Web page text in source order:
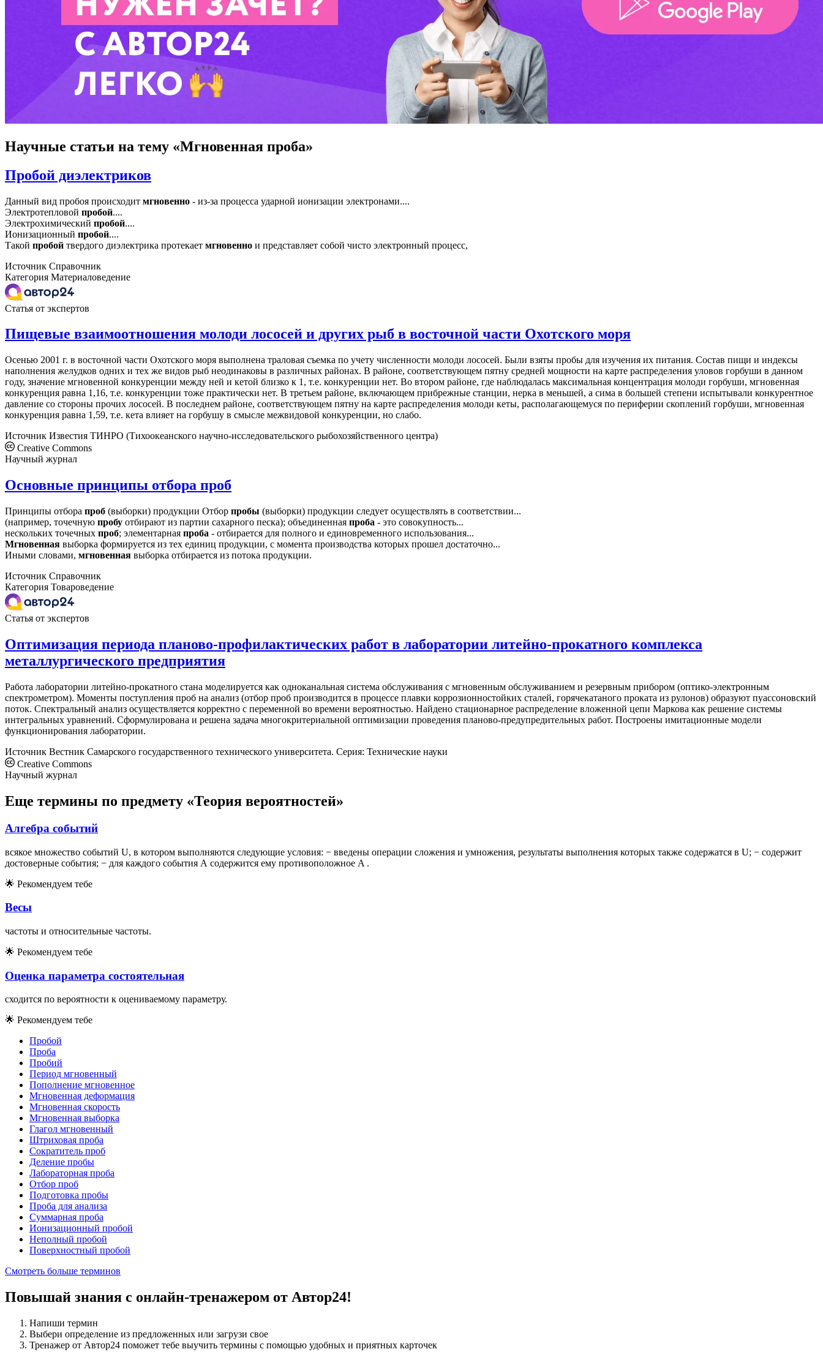
Научные статьи на тему «Мгновенная проба»
Пробой диэлектриков
Данный вид пробоя происходит мгновенно - из-за процесса ударной ионизации электронами....
Электротепловой пробой....
Электрохимический пробой....
Ионизационный пробой....
Такой пробой твердого диэлектрика протекает мгновенно и представляет собой чисто электронный процесс,
Источник Справочник
Категория Материаловедение
Статья от экспертов
Пищевые взаимоотношения молоди лососей и других рыб в восточной части Охотского моря
Осенью 2001 г. в восточной части Охотского моря выполнена траловая съемка по учету численности молоди лососей. Были взяты пробы для изучения их питания. Состав пищи и индексы
наполнения желудков одних и тех же видов рыб неодинаковы в различных районах. В районе, соответствующем пятну средней мощности на карте распределения уловов горбуши в данном
году, значение мгновенной конкуренции между ней и кетой близко к 1, т.е. конкуренции нет. Во втором районе, где наблюдалась максимальная концентрация молоди горбуши, мгновенная
конкуренция равна 1,16, т.е. конкуренции тоже практически нет. В третьем районе, включающем прибрежные станции, нерка в меньшей, а сима в большей степени испытывали конкурентное
давление со стороны прочих лососей. В последнем районе, соответствующем пятну на карте распределения молоди кеты, располагающемуся по периферии скоплений горбуши, мгновенная
конкуренция равна 1,59, т.е. кета влияет на горбушу в смысле межвидовой конкуренции, но слабо.
Источник Известия ТИНРО (Тихоокеанского научно-исследовательского рыбохозяйственного центра)
Creative Commons
Научный журнал
Основные принципы отбора проб
Принципы отбора проб (выборки) продукции Отбор пробы (выборки) продукции следует осуществлять в соответствии...
(например, точечную пробу отбирают из партии сахарного песка); объединенная проба - это совокупность...
нескольких точечных проб; элементарная проба - отбирается для полного и единовременного использования...
Мгновенная выборка формируется из тех единиц продукции, с момента производства которых прошел достаточно...
Иными словами, мгновенная выборка отбирается из потока продукции.
Источник Справочник
Категория Товароведение
Статья от экспертов
Оптимизация периода планово-профилактических работ в лаборатории литейно-прокатного комплекса
металлургического предприятия
Работа лаборатории литейно-прокатного стана моделируется как одноканальная система обслуживания с мгновенным обслуживанием и резервным прибором (оптико-электронным
спектрометром). Моменты поступления проб на анализ (отбор проб производится в процессе плавки коррозионностойких сталей, горячекатаного проката из рулонов) образуют пуассоновский
поток. Спектральный анализ осуществляется корректно с переменной во времени вероятностью. Найдено стационарное распределение вложенной цепи Маркова как решение системы
интегральных уравнений. Сформулирована и решена задача многокритериальной оптимизации проведения планово-предупредительных работ. Построены имитационные модели
функционирования лаборатории.
Источник Вестник Самарского государственного технического университета. Серия: Технические науки
Creative Commons
Научный журнал
Еще термины по предмету «Теория вероятностей»
Алгебра событий
всякое множество событий U, в котором выполняются следующие условия: − введены операции сложения и умножения, результаты выполнения которых также содержатся в U; − содержит
достоверные события; − для каждого события А содержится ему противоположное A .
🌟 Рекомендуем тебе
Весы
частоты и относительные частоты.
🌟 Рекомендуем тебе
Оценка параметра состоятельная
сходится по вероятности к оцениваемому параметру.
🌟 Рекомендуем тебе
Пробой
Проба
Пробий
Период мгновенный
Пополнение мгновенное
Мгновенная деформация
Мгновенная скорость
Мгновенная выборка
Глагол мгновенный
Штриховая проба
Сократитель проб
Деление пробы
Лабораторная проба
Отбор проб
Подготовка пробы
Проба для анализа
Суммарная проба
Ионизационный пробой
Неполный пробой
Поверхностный пробой
Смотреть больше терминов
Повышай знания с онлайн-тренажером от Автор24!
Напиши термин
Выбери определение из предложенных или загрузи свое
Тренажер от Автор24 поможет тебе выучить термины с помощью удобных и приятных карточек